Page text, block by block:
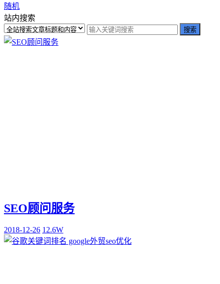
随机
站内搜索
SEO顾问服务
2018-12-26 12.6W